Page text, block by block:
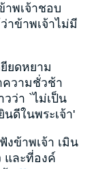
พเจ้าชอบ
าข้าพเจ้าไม่มี
ยดหยาม
ความชั่วช้า
วว่า `ไม่เป็น
นดีในพระเจ้า'
งข้าพเจ้า เมิน
และที่องค์